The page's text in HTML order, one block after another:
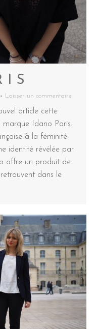
I S
Laisser un commentaire
article cette
marque Idano Paris.
à la féminité
identité révélée par
offre un produit de
dans le